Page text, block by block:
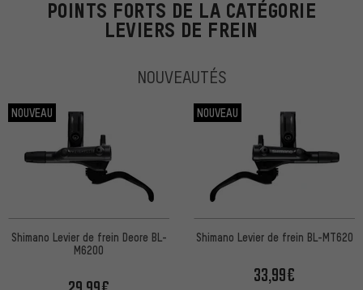
POINTS FORTS DE LA CATÉGORIE
LEVIERS DE FREIN
NOUVEAUTÉS
NOUVEAU
Shimano Levier de frein Deore BL-
M6200
NOUVEAU
Shimano Levier de frein BL-MT620
33,99€